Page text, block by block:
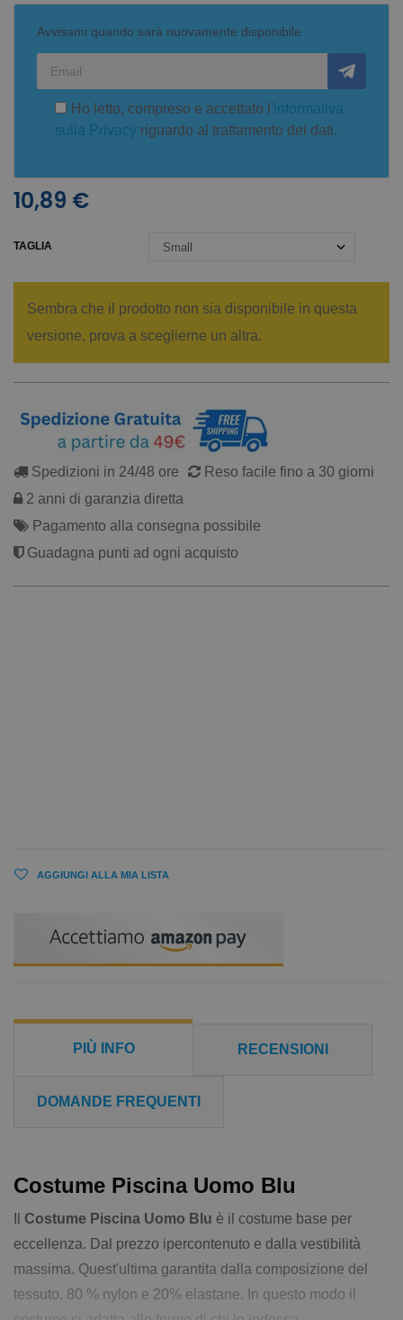
Avvisami quando sarà nuovamente disponibile
Ho letto, compreso e accettato l'informativa
sulla Privacy riguardo al trattamento dei dati.
10,89 €
TAGLIA
Sembra che il prodotto non sia disponibile in questa
versione, prova a sceglierne un altra.
Spedizioni in 24/48 ore
Reso facile fino a 30 giorni
2 anni di garanzia diretta
Pagamento alla consegna possibile
Guadagna punti ad ogni acquisto
AGGIUNGI ALLA MIA LISTA
PIÙ INFO RECENSIONI
DOMANDE FREQUENTI
Costume Piscina Uomo Blu
Costume Piscina Uomo Blu è il costume base per
eccellenza. Dal prezzo ipercontenuto e dalla vestibilità
massima. Quest'ultima garantita dalla composizione del
tessuto. 80 % nylon e 20% elastane. In questo modo il